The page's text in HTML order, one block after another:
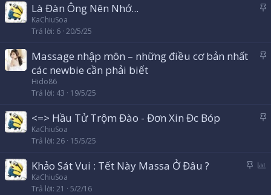
ê
oê
Là Đàn Ông Nên Nhớ...
KaChiuSoa
Trả lời 6 20/5/25
n
Massage nhập môn – những điều cơ bản nhất
các newbie cần phải biết
Hido86
Trả lời 43 19/5/25
ê
<=> Hầu Tử Trộm Đào - Đơn Xin Đc Bóp
KaChiuSoa
Trả lời 26 15/5/25
D
Khảo Sát Vui : Tết Này Massa Ở Đâu ?
KaChiuSoa
Trả lời 21 5/2/16